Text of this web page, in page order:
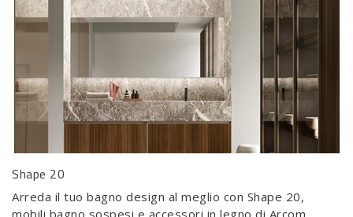
Shape 20
Arreda il tuo bagno design al meglio con Shape 20,
mobili bagno sospesi e accessori in legno di Arcom.